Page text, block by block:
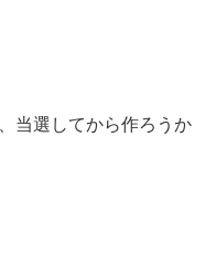
当選してから作ろうか